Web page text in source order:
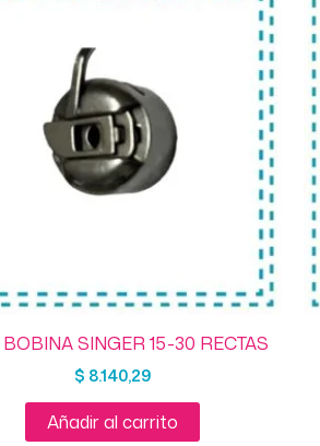
SINGER 15-30 RECTAS
$ 8.140,29
Añadir al carrito